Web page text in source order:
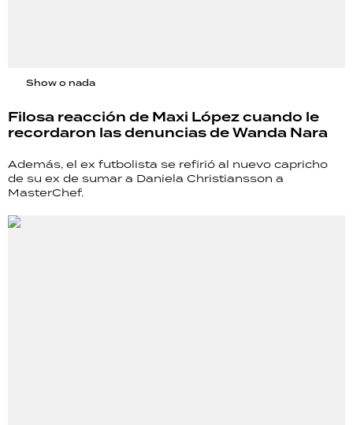
Show o nada
Filosa reacción de Maxi López cuando le
recordaron las denuncias de Wanda Nara
Además, el ex futbolista se refirió al nuevo capricho
de su ex de sumar a Daniela Christiansson a
MasterChef.